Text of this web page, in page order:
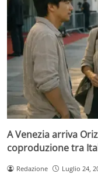
A Venezia arriva
coproduzione tra
Redazione Luglio 24,